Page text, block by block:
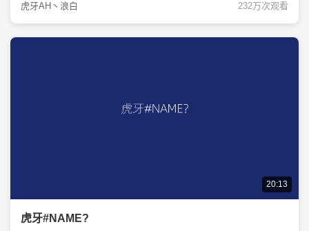
虎牙AH丶浪白 232万次观看
20:13
虎牙#NAME?